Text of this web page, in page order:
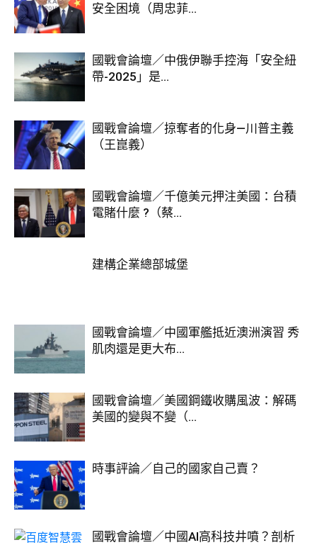
安全困境（周忠菲...
國戰會論壇／中俄伊聯手控海「安全紐
帶-2025」是...
國戰會論壇／掠奪者的化身—川普主義
（王崑義）
國戰會論壇／千億美元押注美國：台積
電賭什麼 ?（蔡...
建構企業總部城堡
國戰會論壇／中國軍艦抵近澳洲演習 秀
肌肉還是更大布...
國戰會論壇／美國鋼鐵收購風波：解碼
美國的變與不變（...
時事評論／自己的國家自己賣？
國戰會論壇／中國AI高科技井噴？剖析